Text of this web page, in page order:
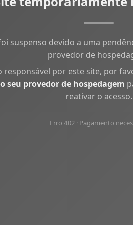
suspenso devido a uma
provedor de
responsável por este site, por
seu provedor de hospedagem
reativar o acesso.
Erro 402 · Pagamento